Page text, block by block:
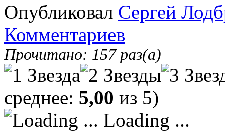
Опубликовал Сергей
Комментариев
Прочитано: 157 раз(а)
среднее: 5,00 из 5)
Loading ...